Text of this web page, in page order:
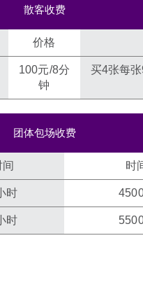
散客收费
价格
100元/8分
钟
买4张每
团体包场收费
间 时
时
时